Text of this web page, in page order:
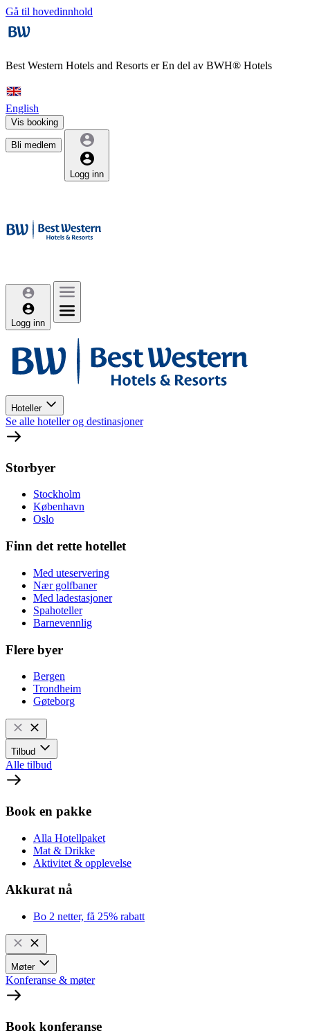
Gå til hovedinnhold
Best Western Hotels and Resorts erEn del av BWH® Hotels
English
Vis booking
Bli medlem
Logg inn
Logg inn
Hoteller
Se alle hoteller og destinasjoner
Storbyer
Stockholm
København
Oslo
Finn det rette hotellet
Med uteservering
Nær golfbaner
Med ladestasjoner
Spahoteller
Barnevennlig
Flere byer
Bergen
Trondheim
Gøteborg
Tilbud
Alle tilbud
Book en pakke
Alla Hotellpaket
Mat & Drikke
Aktivitet & opplevelse
Akkurat nå
Bo 2 netter, få 25% rabatt
Møter
Konferanse & møter
Book konferanse